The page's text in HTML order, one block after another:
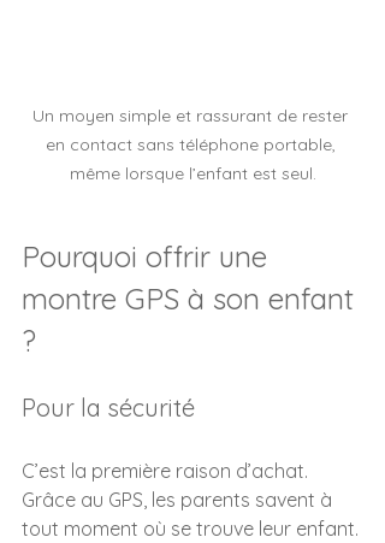
Un moyen simple et rassurant de rester
en contact sans téléphone portable,
même lorsque l’enfant est seul.
Pourquoi offrir une
montre GPS à son enfant
?
Pour la sécurité
C’est la première raison d’achat.
Grâce au GPS, les parents savent à
tout moment où se trouve leur enfant.